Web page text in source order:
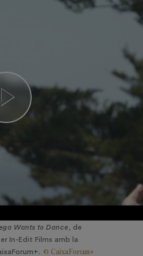
Wants to Dance , de
In-Edit Films amb la
© CaixaForum+